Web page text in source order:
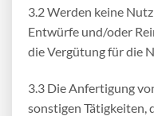
3.2 Werden keine
Entwürfe und/oder
die Vergütung für die
3.3 Die Anfertigung
sonstigen Tätigkeiten,